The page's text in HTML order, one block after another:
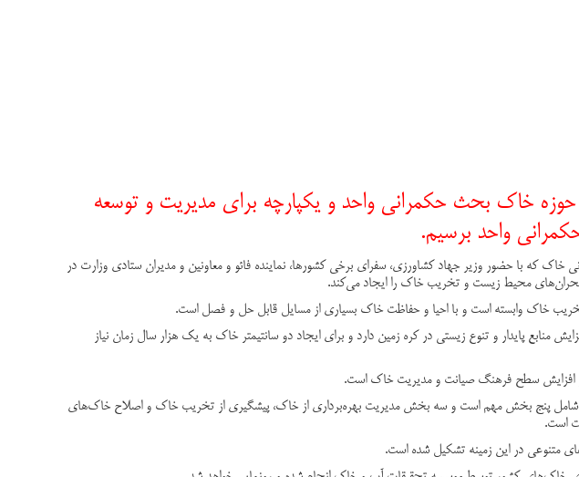
خاک بحث حکمرانی واحد و یکپارچه برای مدیریت و توسعه
واحد برسیم.
که با حضور وزیر جهاد کشاورزی، سفرای برخی کشورها، نماینده فائو و معاونین و مدیران ستادی وزارت در
محیط زیست و تخریب خاک را ایجاد می‌کند.
خاک وابسته است و با احیا و حفاظت خاک بسیاری از مسایل قابل حل و فصل است.
خاک ۹۵ درصد از غذای بشر و امنیت غذایی را تامین می‌کند، تصریح کرد: خاک نقش ۲۰ درصدی در افزایش منابع پایدار و تنوع زیستی در کره زمین دارد و برای ایجاد دو سانتیمتر خاک به یک هزار سال زمان نیاز
و افزایش سطح فرهنگ صیانت و مدیریت خاک است.
از خاک در خرداد سال ۹۸ توسط مجلس تصویب و ابلاغ شده که شامل پنج بخش مهم است و سه بخش مدیریت بهره‌برداری از خاک، پیشگیری از تخریب خاک و اصلاح خاک‌های
است.
متنوعی در این زمینه تشکیل شده است.